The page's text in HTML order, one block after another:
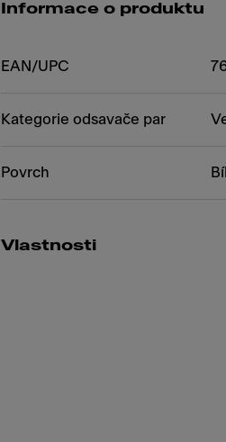
Informace o produktu
EAN/UPC
Kategorie odsavače par
Povrch
Vlastnosti